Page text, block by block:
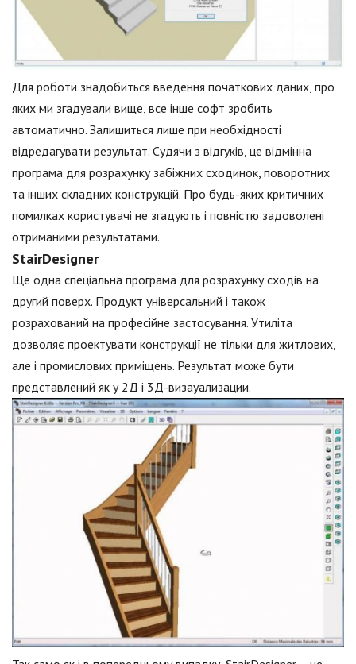
Для роботи знадобиться введення початкових даних, про
яких ми згадували вище, все інше софт зробить
автоматично. Залишиться лише при необхідності
відредагувати результат. Судячи з відгуків, це відмінна
програма для розрахунку забіжних сходинок, поворотних
та інших складних конструкцій. Про будь-яких критичних
помилках користувачі не згадують і повністю задоволені
отриманими результатами.
StairDesigner
Ще одна спеціальна програма для розрахунку сходів на
другий поверх. Продукт універсальний і також
розрахований на професійне застосування. Утиліта
дозволяє проектувати конструкції не тільки для житлових,
але і промислових приміщень. Результат може бути
представлений як у 2Д і 3Д-визауализации.